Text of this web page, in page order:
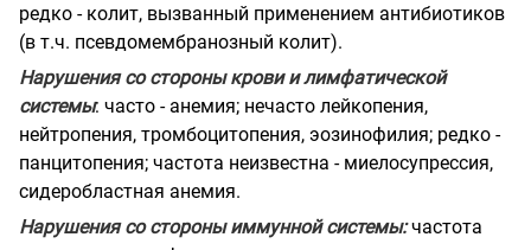
редко - колит, вызванный применением антибиотиков
(в т.ч. псевдомембранозный колит).
Нарушения со стороны крови и лимфатической
системы: часто - анемия; нечасто лейкопения,
нейтропения, тромбоцитопения, эозинофилия; редко -
панцитопения; частота неизвестна - миелосупрессия,
сидеробластная анемия.
Нарушения со стороны иммунной системы:частота